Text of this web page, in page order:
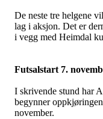
De neste tre helgene
lag i aksjon. Det er
i vegg med Heimdal
Futsalstart 7.
I skrivende stund har
begynner
november.